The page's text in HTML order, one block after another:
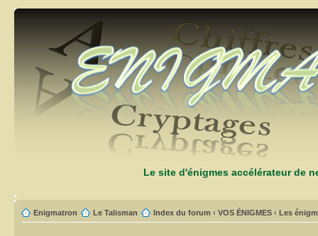
Le site d'énigmes accélérateur de
Enigmatron Le Talisman Index du forum ‹ VOS ÉNIGMES ‹ Les